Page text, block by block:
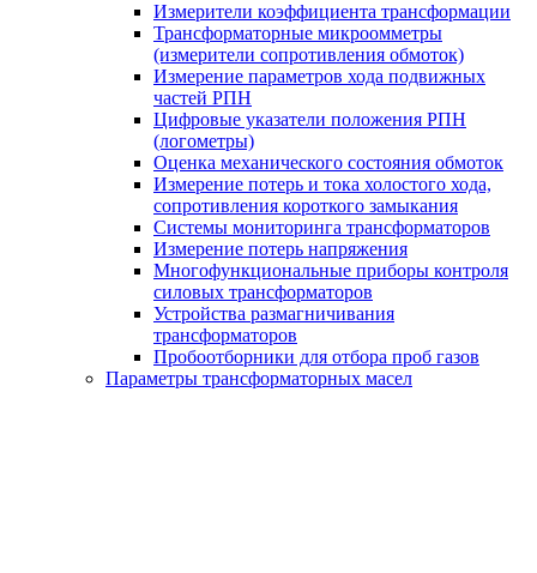
Измерители коэффициента трансформации
Трансформаторные микроомметры
(измерители сопротивления обмоток)
Измерение параметров хода подвижных
частей РПН
Цифровые указатели положения РПН
(логометры)
Оценка механического состояния обмоток
Измерение потерь и тока холостого хода,
сопротивления короткого замыкания
Системы мониторинга трансформаторов
Измерение потерь напряжения
Многофункциональные приборы контроля
силовых трансформаторов
Устройства размагничивания
трансформаторов
Пробоотборники для отбора проб газов
Параметры трансформаторных масел